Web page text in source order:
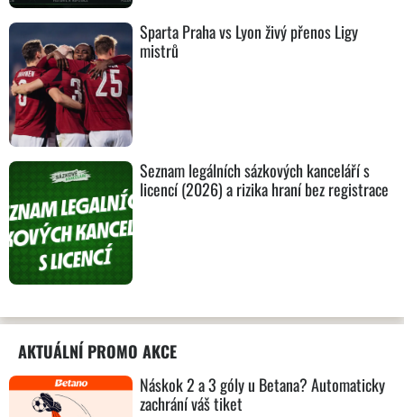
Sparta Praha vs Lyon živý přenos Ligy
mistrů
Seznam legálních sázkových kanceláří s
licencí (2026) a rizika hraní bez registrace
AKTUÁLNÍ PROMO AKCE
Náskok 2 a 3 góly u Betana? Automaticky
zachrání váš tiket